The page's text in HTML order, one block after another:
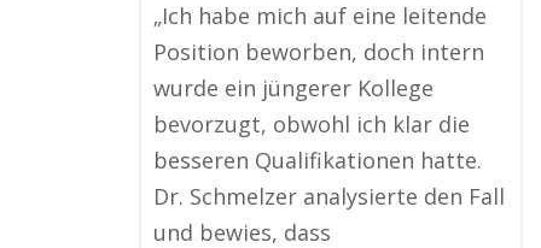
„Ich habe mich auf eine leitende
Position beworben, doch intern
wurde ein jüngerer Kollege
bevorzugt, obwohl ich klar die
besseren Qualifikationen hatte.
Dr. Schmelzer analysierte den Fall
und bewies, dass